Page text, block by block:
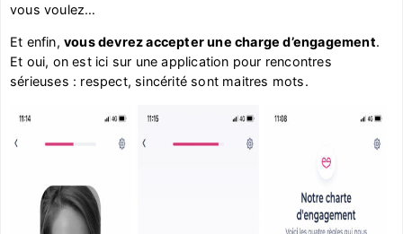
vous voulez…
Et enfin, vous devrez accepter une charge d’engagement.
Et oui, on est ici sur une application pour rencontres
sérieuses : respect, sincérité sont maitres mots.